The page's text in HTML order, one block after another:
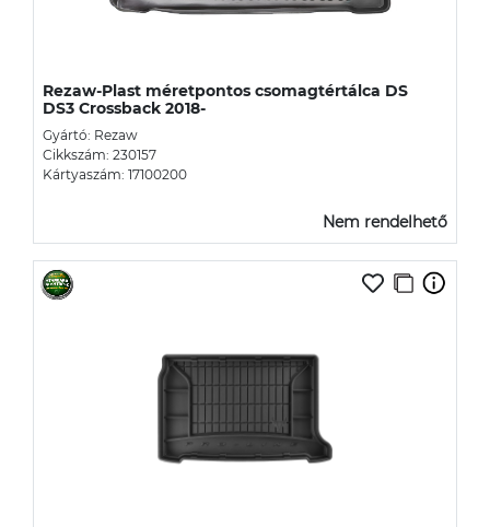
Rezaw-Plast méretpontos csomagtértálca DS
DS3 Crossback 2018-
Gyártó: Rezaw
Cikkszám: 230157
Kártyaszám: 17100200
Nem rendelhető